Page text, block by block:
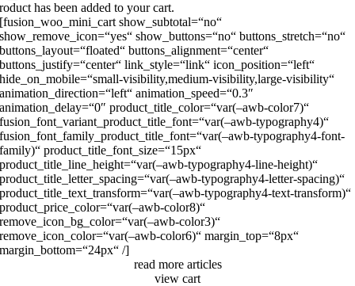
has been added to your cart.
[fusion_woo_mini_cart show_subtotal=“no“
show_remove_icon=“yes“ show_buttons=“no“ buttons_stretch=“no“
buttons_layout=“floated“ buttons_alignment=“center“
buttons_justify=“center“ link_style=“link“ icon_position=“left“
hide_on_mobile=“small-visibility,medium-visibility,large-visibility“
animation_direction=“left“ animation_speed=“0.3″
animation_delay=“0″ product_title_color=“var(–awb-color7)“
fusion_font_variant_product_title_font=“var(–awb-typography4)“
fusion_font_family_product_title_font=“var(–awb-typography4-font-
family)“ product_title_font_size=“15px“
product_title_line_height=“var(–awb-typography4-line-height)“
product_title_letter_spacing=“var(–awb-typography4-letter-spacing)“
product_title_text_transform=“var(–awb-typography4-text-transform)“
product_price_color=“var(–awb-color8)“
remove_icon_bg_color=“var(–awb-color3)“
remove_icon_color=“var(–awb-color6)“ margin_top=“8px“
margin_bottom=“24px“ /]
read more articles
view cart